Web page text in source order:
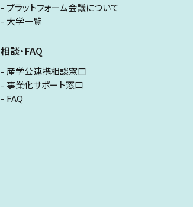
プラットフォーム会議について
大学一覧
相談・FAQ
産学公連携相談窓口
事業化サポート窓口
FAQ